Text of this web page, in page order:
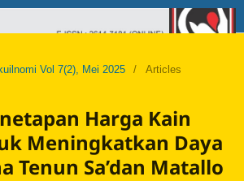
Vol 7(2), Mei 2025
/ Articles
Harga Kain
Meningkatkan Daya
Tenun Sa’dan Matallo